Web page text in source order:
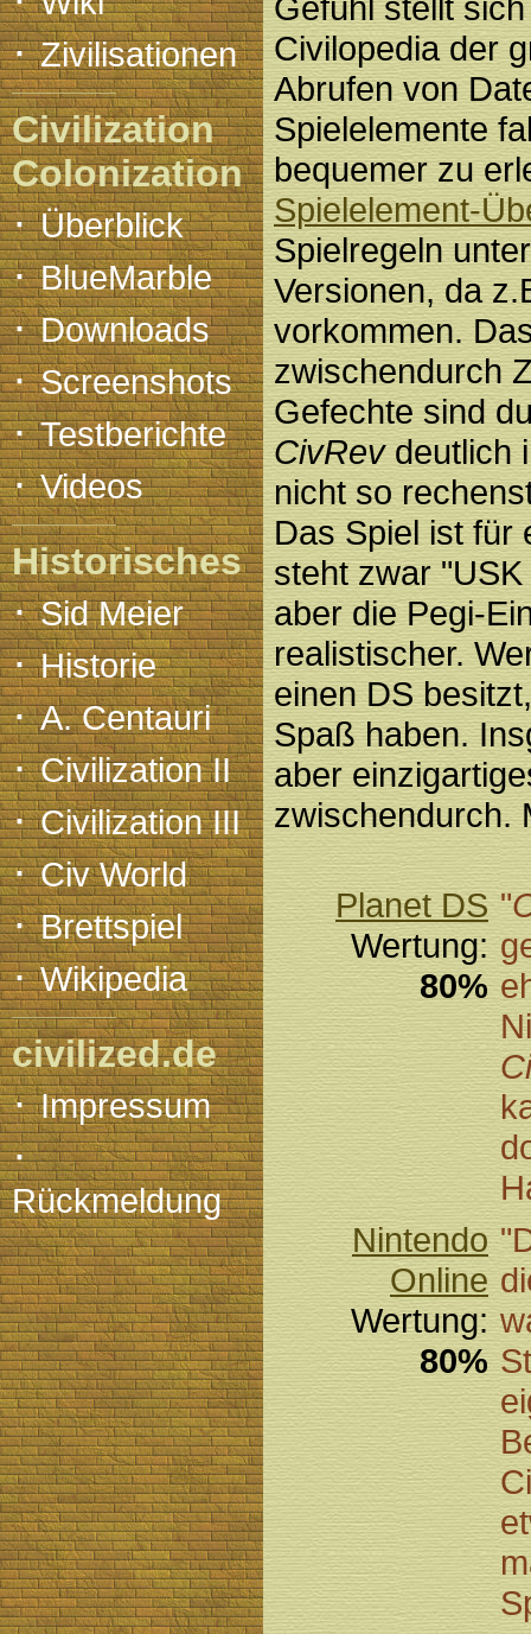
·Zivilisationen
Civilization
Colonization
·Überblick
·BlueMarble
·Downloads
·Screenshots
·Testberichte
·Videos
Historisches
·Sid Meier
·Historie
·A. Centauri
·Civilization II
·Civilization III
·Civ World
·Brettspiel
·Wikipedia
civilized.de
·Impressum
·
Rückmeldung
Civilopedia der
Abrufen von
Spielelemente
bequemer zu
Spielelement-
Spielregeln
Versionen, da
vorkommen.
zwischendurch
Gefechte sind
CivRevdeutlich
nicht so
Das Spiel ist für
steht zwar
aber die Pegi-
realistischer.
einen DS
Spaß haben.
aber
zwischendurch.
Planet DS
Wertung:
80%
"
Nintendo
Online
Wertung:
80%